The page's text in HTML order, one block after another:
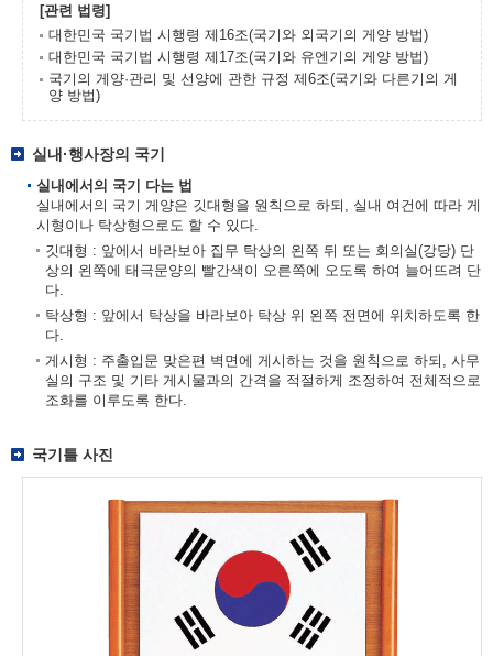
[관련 법령]
대한민국 국기법 시행령 제16조(국기와 외국기의 게양 방법)
대한민국 국기법 시행령 제17조(국기와 유엔기의 게양 방법)
국기의 게양·관리 및 선양에 관한 규정 제6조(국기와 다른기의 게
양 방법)
실내·행사장의 국기
실내에서의 국기 다는 법
실내에서의 국기 게양은 깃대형을 원칙으로 하되, 실내 여건에 따라 게
시형이나 탁상형으로도 할 수 있다.
깃대형 : 앞에서 바라보아 집무 탁상의 왼쪽 뒤 또는 회의실(강당) 단
상의 왼쪽에 태극문양의 빨간색이 오른쪽에 오도록 하여 늘어뜨려 단
다.
탁상형 : 앞에서 탁상을 바라보아 탁상 위 왼쪽 전면에 위치하도록 한
다.
게시형 : 주출입문 맞은편 벽면에 게시하는 것을 원칙으로 하되, 사무
실의 구조 및 기타 게시물과의 간격을 적절하게 조정하여 전체적으로
조화를 이루도록 한다.
국기틀 사진